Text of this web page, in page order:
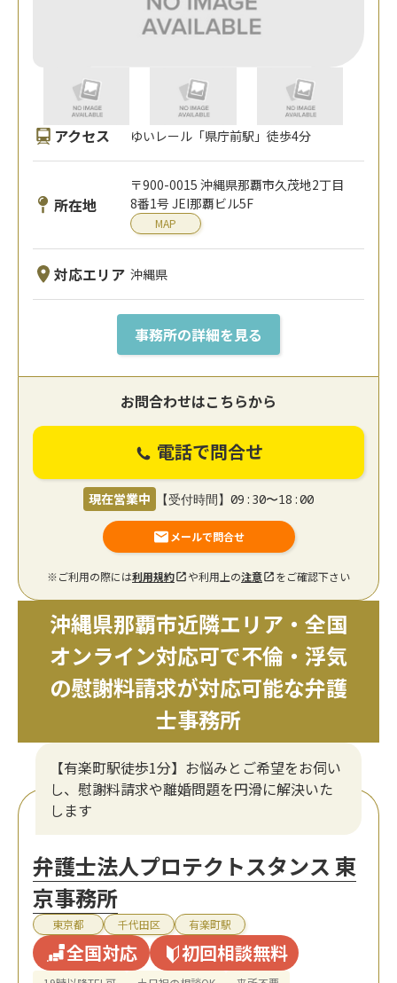
アクセス ゆいレール「県庁前駅」徒歩4分
所在地
〒900-0015 沖縄県那覇市久茂地2丁目
8番1号 JEI那覇ビル5F
MAP
対応エリア 沖縄県
事務所の詳細を見る
お問合わせはこちらから
電話で問合せ
現在営業中 【受付時間】09:30〜18:00
メールで問合せ
※ご利用の際には利用規約 や利用上の注意 をご確認下さい
沖縄県那覇市近隣エリア・全国
オンライン対応可で不倫・浮気
の慰謝料請求が対応可能な弁護
士事務所
【有楽町駅徒歩1分】お悩みとご希望をお伺い
し、慰謝料請求や離婚問題を円滑に解決いた
します
弁護士法人プロテクトスタンス 東
京事務所
東京都 千代田区 有楽町駅
全国対応 初回相談無料